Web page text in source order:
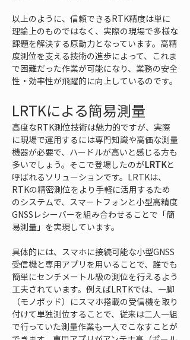
以上のように、信頼できるRTK精度は単に
理論上のものではなく、実際の現場で多様な
課題を解決する原動力となっています。高精
度測位を支える技術の進歩によって、これま
で困難だった作業が可能になり、業務の安全
性・効率性が飛躍的に向上しているのです。
LRTKによる簡易測量
高度なRTK測位技術は魅力的ですが、実際
に現場で運用するには専門知識や高価な測量
機器が必要で、ハードルが高いと感じる方も
多いでしょう。そこで登場したのがLRTKと
呼ばれるソリューションです。LRTKは、
RTKの精密測位をより手軽に活用するため
のシステムで、スマートフォンと小型高精度
GNSSレシーバーを組み合わせることで「簡
易測量」を実現しています。
具体的には、スマホに接続可能な小型GNSS
受信機と専用アプリを用いることで、誰でも
簡単にセンチメートル級の測位を行えるよう
工夫されています。例えばLRTKでは、一脚
（モノポッド）にスマホ搭載の受信機を取り
付けて単独測位することで、従来は二人一組
で行っていた測量作業も一人でこなすことが